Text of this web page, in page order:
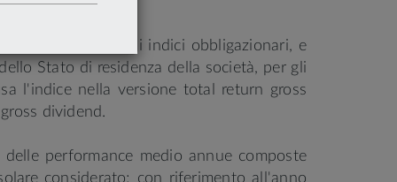
cedole per gli indici obbligazionari, e
Stato di residenza della società, per gli
l'indice nella versione total return gross
dividend.
performance medio annue composte
considerato; con riferimento all'anno